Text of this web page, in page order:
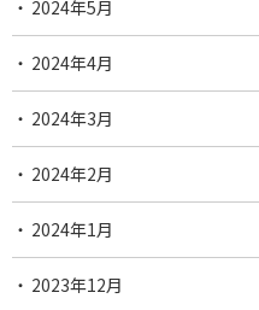
2024年5月
2024年4月
2024年3月
2024年2月
2024年1月
2023年12月